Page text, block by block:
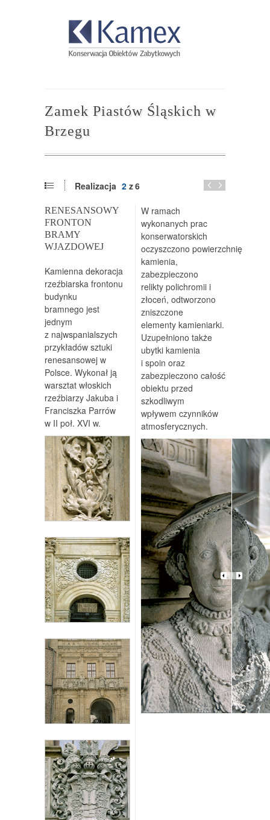
Zamek Piastów Śląskich w
Brzegu
Realizacja 2 z6
RENESANSOWY
FRONTON
BRAMY
WJAZDOWEJ
Kamienna dekoracja
rzeźbiarska frontonu
budynku
bramnego jest
jednym
z najwspanialszych
przykładów sztuki
renesansowej w
Polsce. Wykonał ją
warsztat włoskich
rzeźbiarzy Jakuba i
Franciszka Parrów
w II poł. XVI w.
W ramach
wykonanych prac
konserwatorskich
oczyszczono powierzchnię
kamienia,
zabezpieczono
relikty polichromii i
złoceń, odtworzono
zniszczone
elementy kamieniarki.
Uzupełniono także
ubytki kamienia
i spoin oraz
zabezpieczono całość
obiektu przed
szkodliwym
wpływem czynników
atmosferycznych.